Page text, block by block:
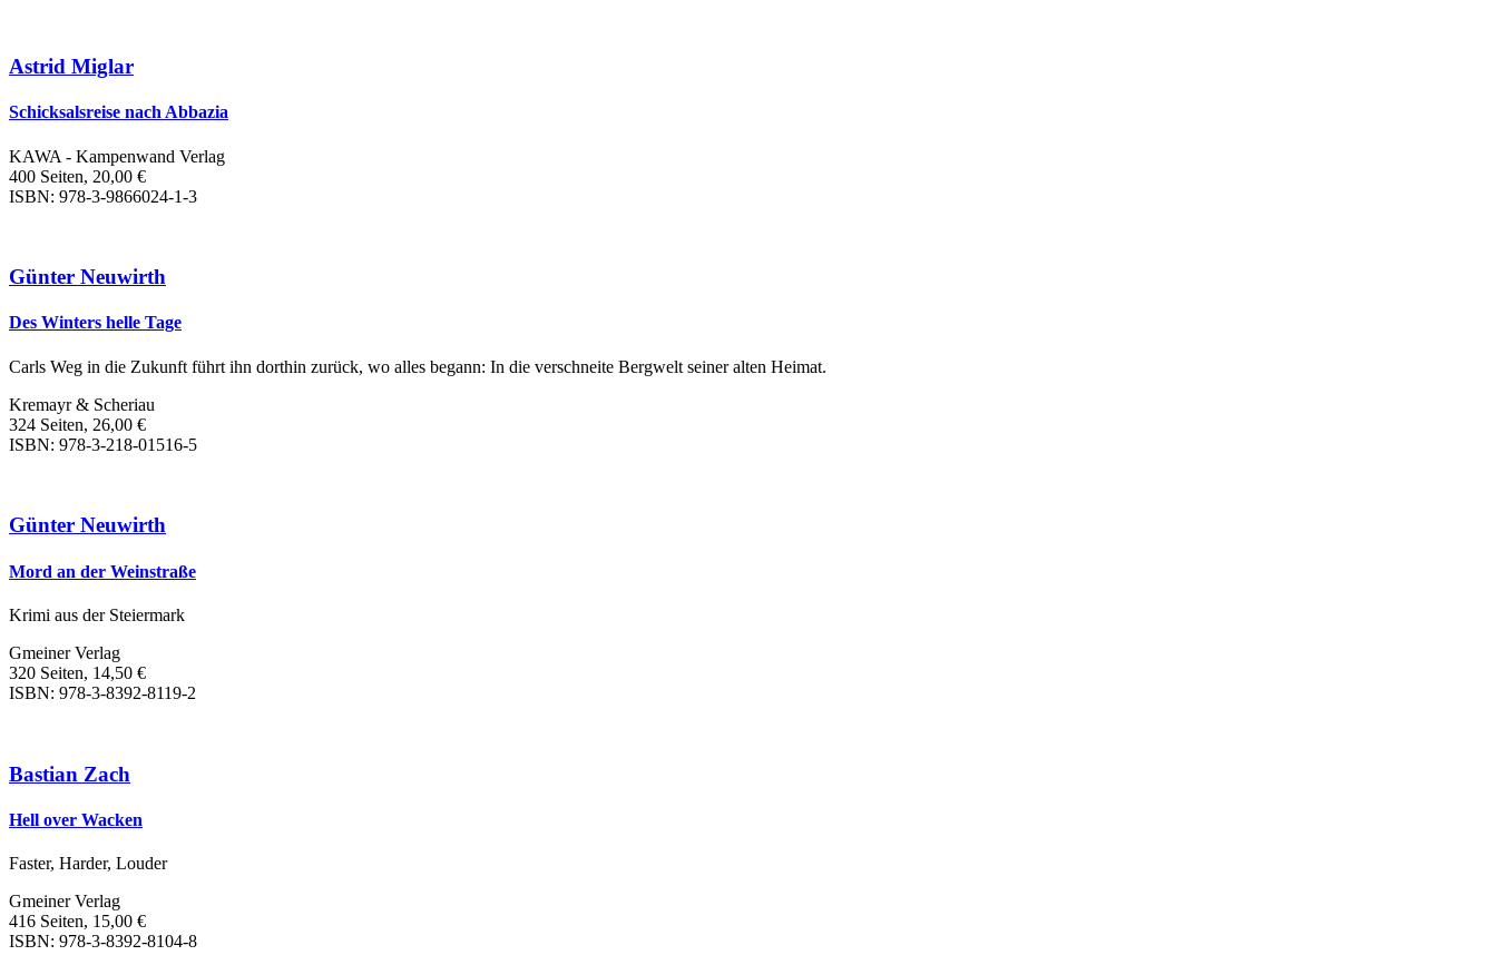
Astrid Miglar
Schicksalsreise nach Abbazia
KAWA - Kampenwand Verlag
400 Seiten, 20,00 €
ISBN: 978-3-9866024-1-3
Günter Neuwirth
Des Winters helle Tage
Carls Weg in die Zukunft führt ihn dorthin zurück, wo alles begann: In die verschneite Bergwelt seiner alten Heimat.
Kremayr & Scheriau
324 Seiten, 26,00 €
ISBN: 978-3-218-01516-5
Günter Neuwirth
Mord an der Weinstraße
Krimi aus der Steiermark
Gmeiner Verlag
320 Seiten, 14,50 €
ISBN: 978-3-8392-8119-2
Bastian Zach
Hell over Wacken
Faster, Harder, Louder
Gmeiner Verlag
416 Seiten, 15,00 €
ISBN: 978-3-8392-8104-8